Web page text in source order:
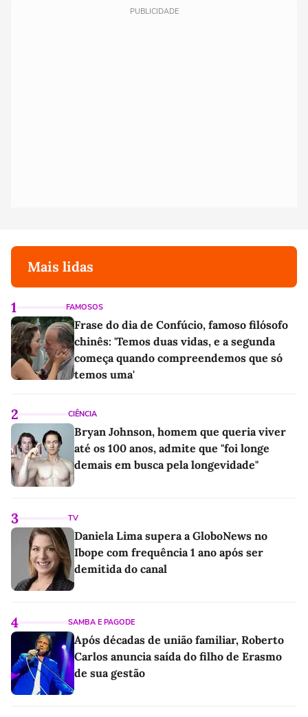
PUBLICIDADE
Mais lidas
1 FAMOSOS
Frase do dia de Confúcio, famoso filósofo
chinês: 'Temos duas vidas, e a segunda
começa quando compreendemos que só
temos uma'
2 CIÊNCIA
Bryan Johnson, homem que queria viver
até os 100 anos, admite que "foi longe
demais em busca pela longevidade"
3 TV
Daniela Lima supera a GloboNews no
Ibope com frequência 1 ano após ser
demitida do canal
4 SAMBA E PAGODE
Após décadas de união familiar, Roberto
Carlos anuncia saída do filho de Erasmo
de sua gestão